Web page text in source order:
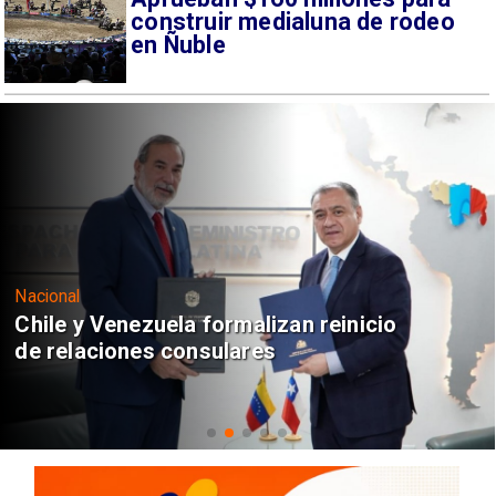
construir medialuna de rodeo
en Ñuble
Nacional
Chile y Venezuela formalizan reinicio
de relaciones consulares